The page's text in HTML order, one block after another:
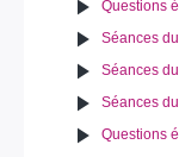
Questions
Séances
Séances
Séances
Questions